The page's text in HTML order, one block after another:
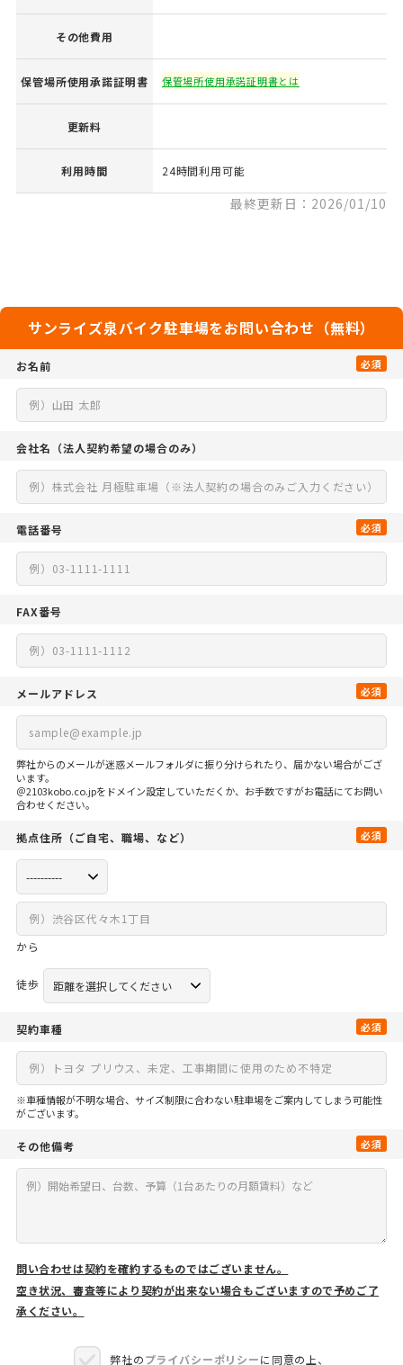
その他費用
保管場所使用承諾証明書 保管場所使用承諾証明書とは
更新料
利用時間 24時間利用可能
最終更新日：2026/01/10
サンライズ泉バイク駐車場をお問い合わせ（無料）
お名前 必須
会社名 （法人契約希望の場合のみ）
電話番号 必須
FAX番号
メールアドレス 必須
弊社からのメールが迷惑メールフォルダに振り分けられたり、届かない場合がござ
います。
＠2103kobo.co.jpをドメイン設定していただくか、お手数ですがお電話にてお問い
合わせください。
拠点住所 （ご自宅、 職場、など） 必須
から
徒歩
契約車種 必須
※車種情報が不明な場合、サイズ制限に合わない駐車場をご案内してしまう可能性
がございます。
その他備考 必須
問い合わせは契約を確約するものではございません。
空き状況、審査等により契約が出来ない場合もございますので予めご了
承ください。
弊社のプライバシーポリシーに同意の上、